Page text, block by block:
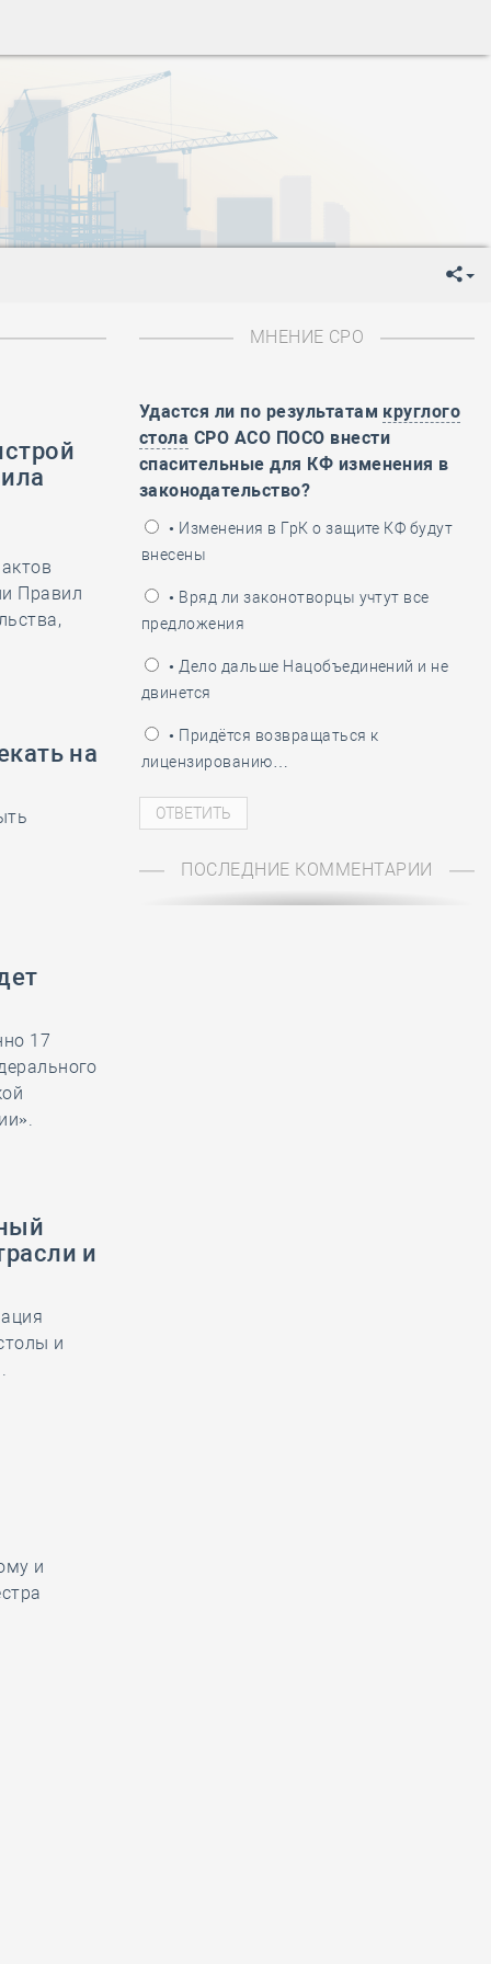
День Государственного флага Российской Федерации
-День знаний
День сотрудника органов внутренних дел РФ
День полного освобождения Ленинграда от фашистской
Весны и Труда
Победы!
День Государственного флага Российской Федерации
День полного освобождения Ленинграда от фашистской
Весны и Труда
Победы!
Правил
на
17
и
и
и
МНЕНИЕ СРО
Удастся ли по результатам круглого
стола СРО АСО ПОСО внести
спасительные для КФ изменения в
законодательство?
• Изменения в ГрК о защите КФ будут
внесены
• Вряд ли законотворцы учтут все
предложения
• Дело дальше Нацобъединений и не
двинется
• Придётся возвращаться к
лицензированию…
ПОСЛЕДНИЕ КОММЕНТАРИИ